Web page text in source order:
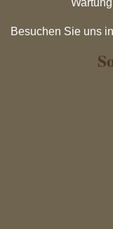
Besuchen Sie uns